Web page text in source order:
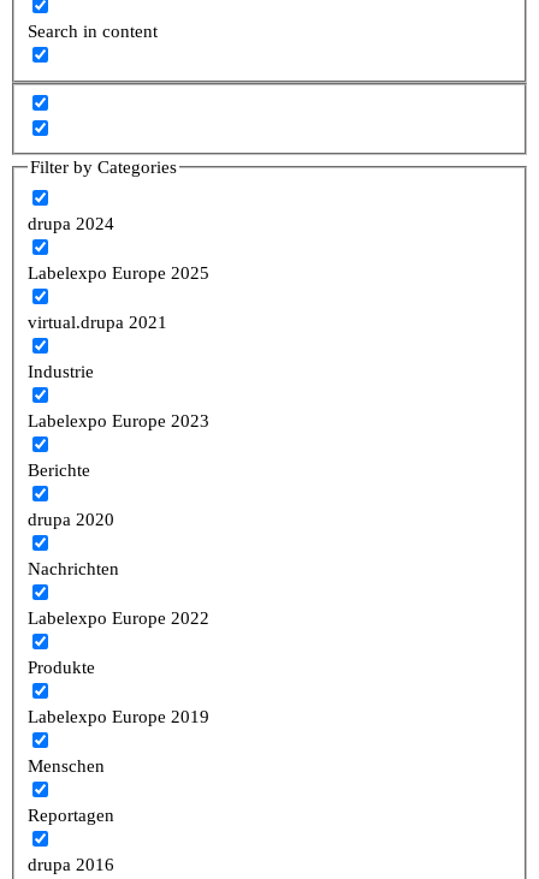
Search in content
Filter by Categories
drupa 2024
Labelexpo Europe 2025
virtual.drupa 2021
Industrie
Labelexpo Europe 2023
Berichte
drupa 2020
Nachrichten
Labelexpo Europe 2022
Produkte
Labelexpo Europe 2019
Menschen
Reportagen
drupa 2016